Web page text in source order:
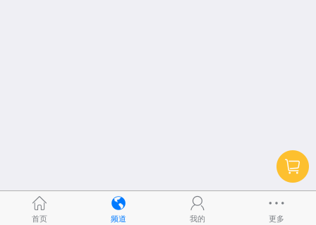
首页 频道 我的 更多